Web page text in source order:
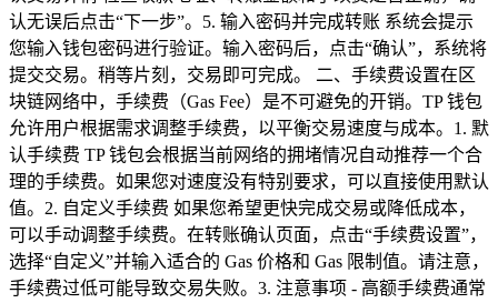
认无误后点击“下一步”。5. 输入密码并完成转账 系统会提示
您输入钱包密码进行验证。输入密码后，点击“确认”，系统将
提交交易。稍等片刻，交易即可完成。 二、手续费设置在区
块链网络中，手续费（Gas Fee）是不可避免的开销。TP 钱包
允许用户根据需求调整手续费，以平衡交易速度与成本。1. 默
认手续费 TP 钱包会根据当前网络的拥堵情况自动推荐一个合
理的手续费。如果您对速度没有特别要求，可以直接使用默认
值。2. 自定义手续费 如果您希望更快完成交易或降低成本，
可以手动调整手续费。在转账确认页面，点击“手续费设置”，
选择“自定义”并输入适合的 Gas 价格和 Gas 限制值。请注意，
手续费过低可能导致交易失败。3. 注意事项 - 高额手续费通常